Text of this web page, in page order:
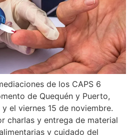
de los CAPS 6
de Quequén y Puerto,
el viernes 15 de noviembre.
charlas y entrega de material
y cuidado del